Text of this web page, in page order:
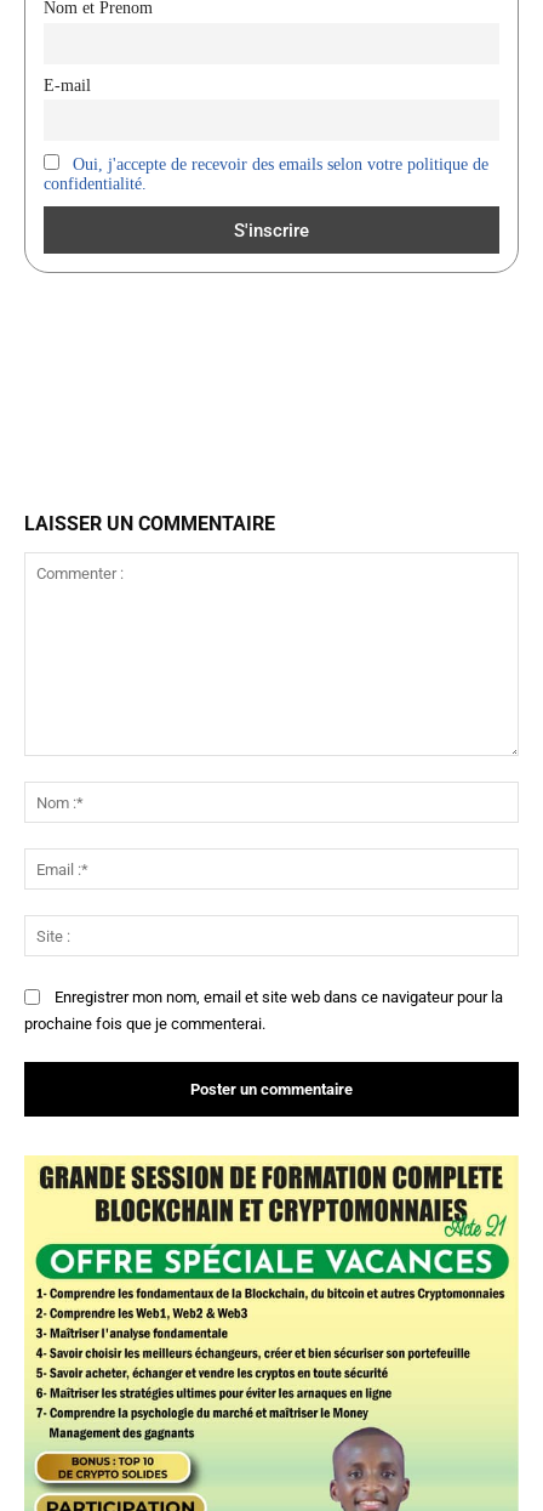
Nom et Prenom
E-mail
Oui, j'accepte de recevoir des emails selon votre politique de
confidentialité.
LAISSER UN COMMENTAIRE
:*
:*
:
Enregistrer mon nom, email et site web dans ce navigateur pour la
prochaine fois que je commenterai.